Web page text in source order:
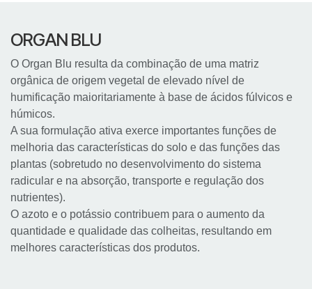
ORGAN BLU
O Organ Blu resulta da combinação de uma matriz
orgânica de origem vegetal de elevado nível de
humificação maioritariamente à base de ácidos fúlvicos e
húmicos.
A sua formulação ativa exerce importantes funções de
melhoria das características do solo e das funções das
plantas (sobretudo no desenvolvimento do sistema
radicular e na absorção, transporte e regulação dos
nutrientes).
O azoto e o potássio contribuem para o aumento da
quantidade e qualidade das colheitas, resultando em
melhores características dos produtos.